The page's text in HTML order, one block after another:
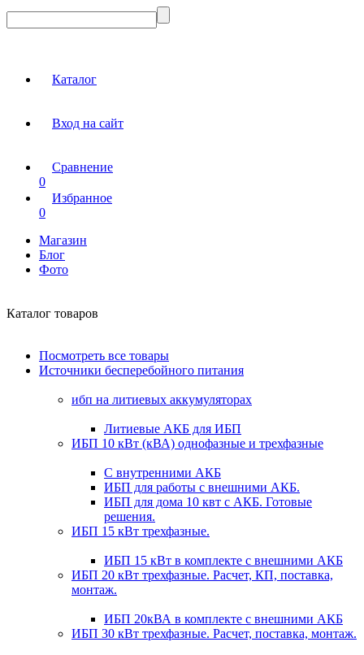
Каталог
Вход на сайт
Сравнение
0
Избранное
0
Магазин
Блог
Фото
Каталог товаров
Посмотреть все товары
Источники бесперебойного питания
ибп на литиевых аккумуляторах
Литиевые АКБ для ИБП
ИБП 10 кВт (кВА) однофазные и трехфазные
С внутренними АКБ
ИБП для работы с внешними АКБ.
ИБП для дома 10 квт с АКБ. Готовые
решения.
ИБП 15 кВт трехфазные.
ИБП 15 кВт в комплекте с внешними АКБ
ИБП 20 кВт трехфазные. Расчет, КП, поставка,
монтаж.
ИБП 20кВА в комплекте с внешними АКБ
ИБП 30 кВт трехфазные. Расчет, поставка, монтаж.